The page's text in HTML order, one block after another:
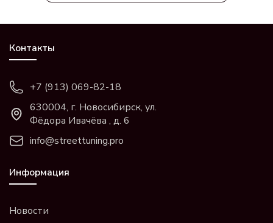
Контакты
+7 (913) 069-82-18
630004, г. Новосибирск, ул.
Фёдора Ивачёва , д. 6
info@streettuning.pro
Информация
Новости